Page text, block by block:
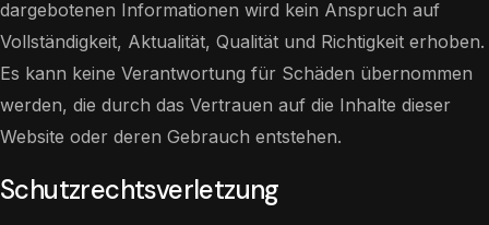
dargebotenen Informationen wird kein Anspruch auf
Vollständigkeit, Aktualität, Qualität und Richtigkeit erhoben.
Es kann keine Verantwortung für Schäden übernommen
werden, die durch das Vertrauen auf die Inhalte dieser
Website oder deren Gebrauch entstehen.
Schutzrechtsverletzung